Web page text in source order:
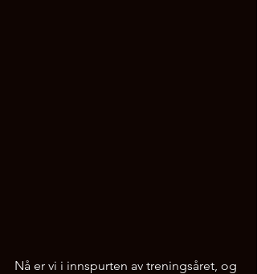
Nå er vi i innspurten av treningsåret, og